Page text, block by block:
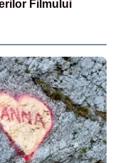
Filmului